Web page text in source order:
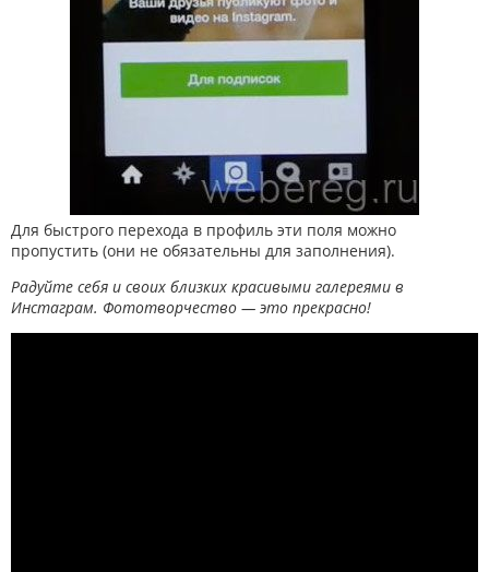
Для быстрого перехода в профиль эти поля можно
пропустить (они не обязательны для заполнения).
Радуйте себя и своих близких красивыми галереями в
Инстаграм. Фототворчество — это прекрасно!